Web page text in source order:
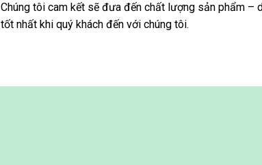
Chúng tôi cam kết sẽ đưa đến chất lượng sản phẩm –
tốt nhất khi quý khách đến với chúng tôi.